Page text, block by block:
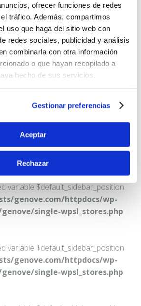
ofrecer funciones de redes
tráfico. Además, compartimos
uso que haga del sitio web con
redes sociales, publicidad y análisis
combinarla con otra información
o que hayan recopilado a
hecho de sus servicios.
Gestionar preferencias
Aceptar
Rechazar
DIAZ, ENRIQUE
72
variable $default_sidebar_position
genove.com/httpdocs/wp-
single-wpsl_stores.php
variable $default_sidebar_position
genove.com/httpdocs/wp-
single-wpsl_stores.php